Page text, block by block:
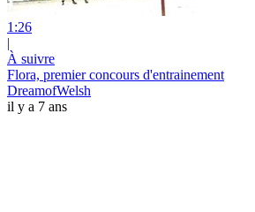
1:26
|
À suivre
Flora, premier concours d'entrainement
DreamofWelsh
il y a 7 ans